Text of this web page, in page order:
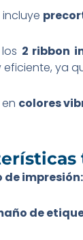
2 ribbon
ya
colores
de impresión:
de